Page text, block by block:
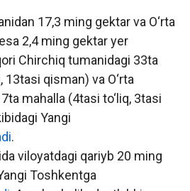
17,3 ming gektar va O‘rta
2,4 ming gektar yer
Chirchiq tumanidagi 33ta
13tasi qisman) va O‘rta
mahalla (4tasi to‘liq, 3tasi
Yangi
.
viloyatdagi qariyb 20 ming
Toshkentga